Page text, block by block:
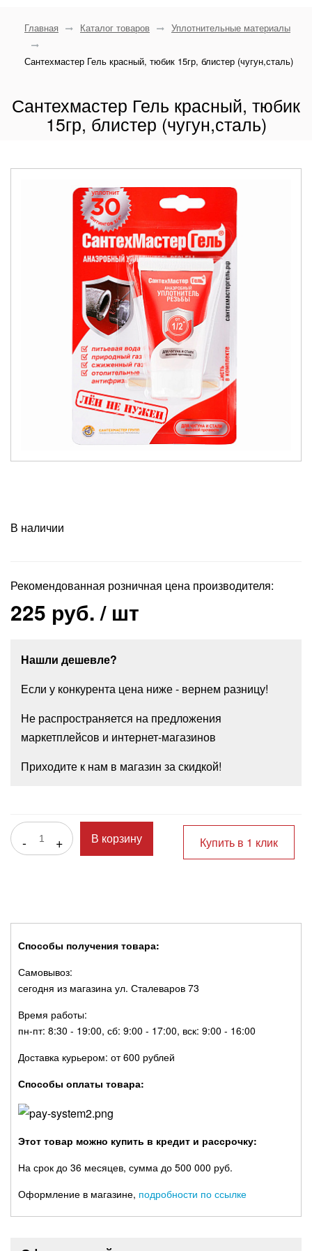
Главная Каталог товаров Уплотнительные материалы
Сантехмастер Гель красный, тюбик 15гр, блистер (чугун,сталь)
Сантехмастер Гель красный, тюбик
15гр, блистер (чугун,сталь)
В наличии
Рекомендованная розничная цена производителя:
225 руб./ шт
Нашли дешевле?
Если у конкурента цена ниже - вернем разницу!
Не распространяется на предложения
маркетплейсов и интернет-магазинов
Приходите к нам в магазин за скидкой!
- + В корзину Купить в 1 клик
Способы получения товара:
Самовывоз:
сегодня из магазина ул. Сталеваров 73
Время работы:
пн-пт: 8:30 - 19:00, сб: 9:00 - 17:00, вск: 9:00 - 16:00
Доставка курьером: от 600 рублей
Способы оплаты товара:
Этот товар можно купить в кредит и рассрочку:
На срок до 36 месяцев, сумма до 500 000 руб.
Оформление в магазине, подробности по ссылке